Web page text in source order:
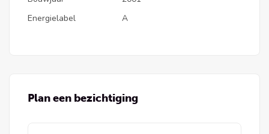
Woonkamer:
Energielabel
A
Plan een bezichtiging